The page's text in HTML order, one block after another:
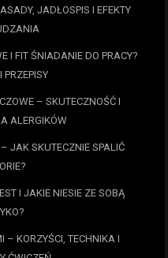
JADŁOSPIS I EFEKTY
I FIT ŚNIADANIE DO PRACY?
PRZEPISY
– SKUTECZNOŚĆ I
ALERGIKÓW
JAK SKUTECZNIE SPALIĆ
I JAKIE NIESIE ZE SOBĄ
– KORZYŚCI, TECHNIKA I